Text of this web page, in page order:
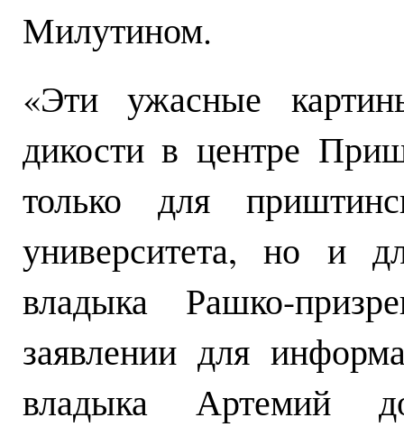
Милутином.
«Эти ужасные
дикости в центре
только для
университета, но и
владыка Рашко-
заявлении для
владыка Артемий